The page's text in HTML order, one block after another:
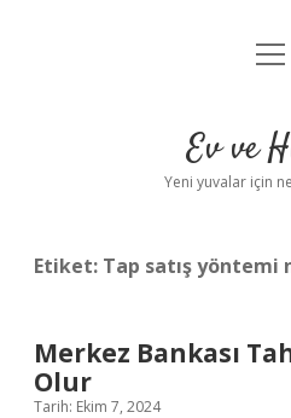
Yasal
Ev ve
Yeni yuvalar için
Etiket: Tap satış yöntemi
Merkez Bankası
Olur
Tarih: Ekim 7, 2024